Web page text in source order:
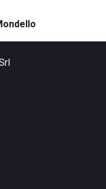
I caratteristici
di Ballarò e